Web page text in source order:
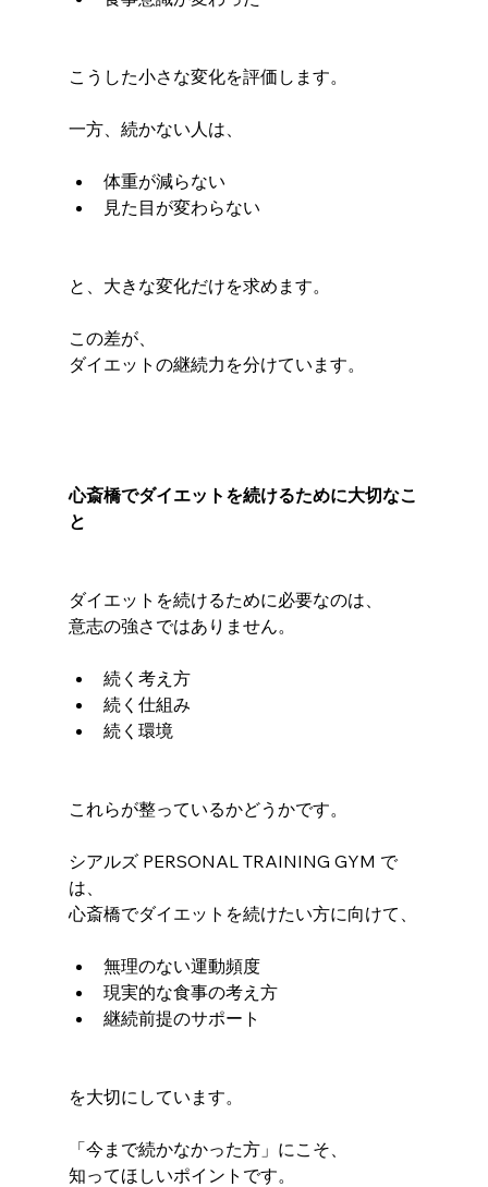
こうした小さな変化を評価します。
一方、続かない人は、
体重が減らない
見た目が変わらない
と、大きな変化だけを求めます。
この差が、
ダイエットの継続力を分けています。
心斎橋でダイエットを続けるために大切なこ
と
ダイエットを続けるために必要なのは、
意志の強さではありません。
続く考え方
続く仕組み
続く環境
これらが整っているかどうかです。
シアルズ PERSONAL TRAINING GYM で
は、
心斎橋でダイエットを続けたい方に向けて、
無理のない運動頻度
現実的な食事の考え方
継続前提のサポート
を大切にしています。
「今まで続かなかった方」にこそ、
知ってほしいポイントです。